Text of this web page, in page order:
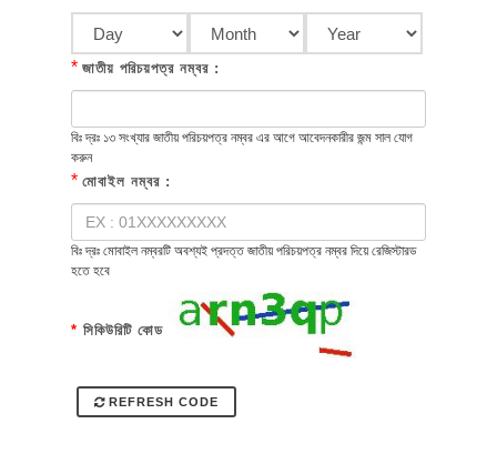
* জাতীয় পরিচয়পত্র নম্বর :
বিঃ দ্রঃ ১৩ সংখ্যার জাতীয় পরিচয়পত্র নম্বর এর আগে আবেদনকারীর জন্ম সাল যোগ
করুন
* মোবাইল নম্বর :
বিঃ দ্রঃ মোবাইল নম্বরটি অবশ্যই প্রদত্ত জাতীয় পরিচয়পত্র নম্বর দিয়ে রেজিস্টারড
হতে হবে
* সিকিউরিটি কোড
REFRESH CODE